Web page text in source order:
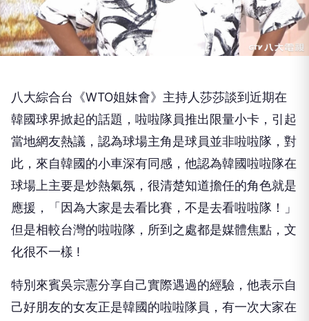
八大綜合台《WTO姐妹會》 主持人莎莎談到近期在
韓國球界掀起的話題， 啦啦隊員推出限量小卡，引起
當地網友熱議， 認為球場主角是球員並非啦啦隊，對
此，來自韓國的小車深有同感， 他認為韓國啦啦隊在
球場上主要是炒熱氣氛， 很清楚知道擔任的角色就是
應援，「因為大家是去看比賽， 不是去看啦啦隊！」
但是相較台灣的啦啦隊， 所到之處都是媒體焦點，文
化很不一樣 !
特別來賓吳宗憲分享自己實際遇過的經驗， 他表示自
己好朋友的女友正是韓國的啦啦隊員， 有一次大家在